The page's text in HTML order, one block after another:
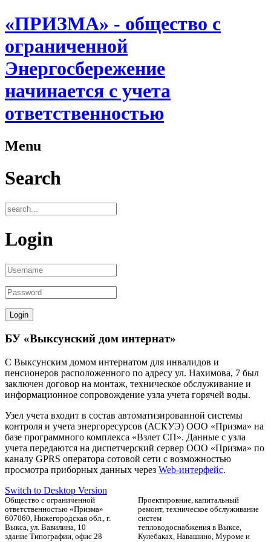
«ПРИЗМА» - общество с
ограниченной
Энергосбережение
начинается с учета
ответственностью
Menu
Search
Login
БУ «Выксунский дом интернат»
С Выксунским домом интернатом для инвалидов и
пенсионеров расположенного по адресу ул. Нахимова, 7 был
заключен договор на монтаж, техническое обслуживание и
информационное сопровождение узла учета горячей воды.
Узел учета входит в состав автоматизированной системы
контроля и учета энергоресурсов (АСКУЭ) ООО «Призма» на
базе программного комплекса «Взлет СП». Данные с узла
учета передаются на диспетчерский сервер ООО «Призма» по
каналу GPRS оператора сотовой сети с возможностью
просмотра приборных данных через Web-интерфейс.
Switch to Desktop Version
Общество с ограниченной
ответственностью «Призма»
607060, Нижегородская обл., г.
Выкса, ул. Вавилина, 10
здание Типографии, офис 28
Проектировние, капитальный
ремонт, техническое обслуживание
систем
тепловодоснабжения в Выксе,
Кулебаках, Навашино, Муроме и